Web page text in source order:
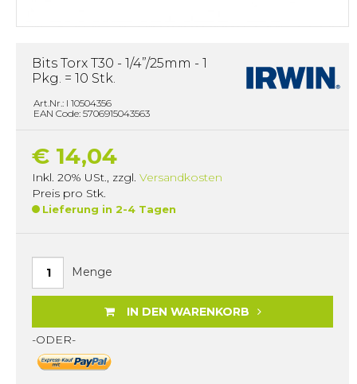
Bits Torx T30 - 1/4”/25mm - 1
Pkg. = 10 Stk.
Art.Nr.: I 10504356
EAN Code: 5706915043563
€ 14,04
Inkl. 20% USt., zzgl. Versandkosten
Preis pro Stk.
Lieferung in 2-4 Tagen
Menge
IN DEN WARENKORB
-ODER-